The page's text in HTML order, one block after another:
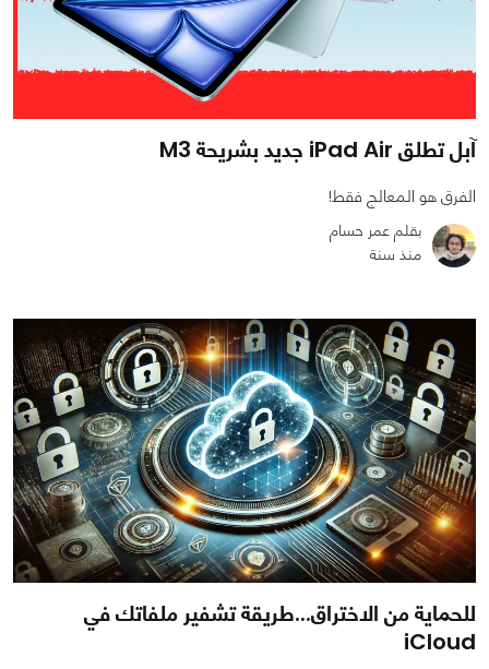
1859
0
0
آبل تطلق iPad Air جديد بشريحة M3
الفرق هو المعالج فقط!
بقلم عمر حسام
منذ سنة
للحماية من الاختراق...طريقة تشفير ملفاتك في
iCloud